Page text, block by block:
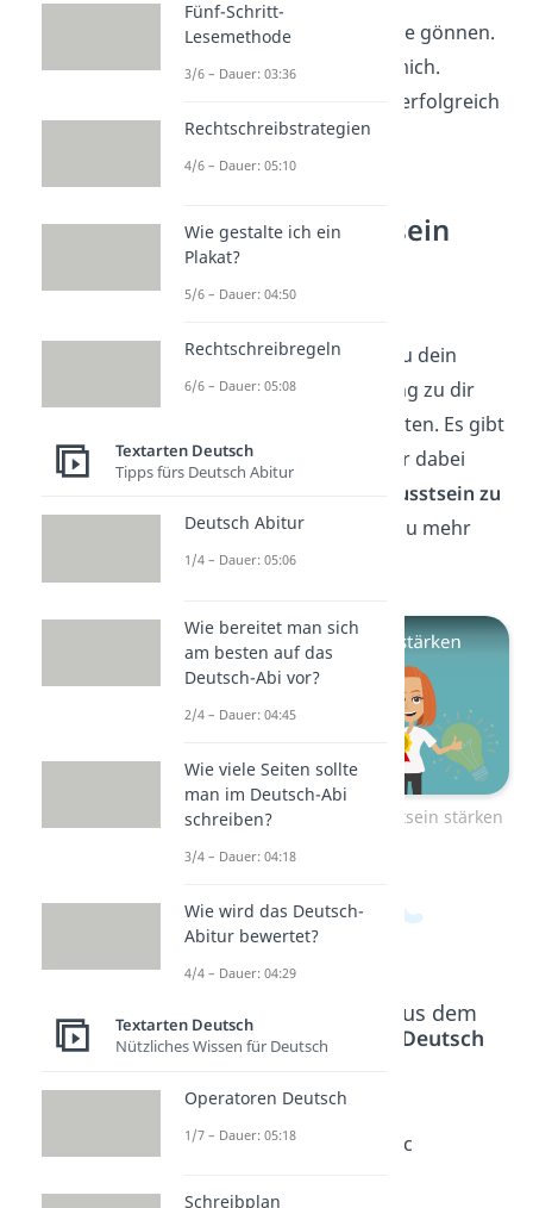
Ich darf mir Ruhe gönnen.
Ich arbeite für mich.
Ich bin es wert, erfolgreich
zu sein.
Selbstbewusstsein
stärken
Affirmationen kannst du dein
Leben und die Beziehung zu dir
selbst bewusster gestalten. Es gibt
noch mehr Tipps, die dir dabei
Selbstbewusstsein zu
stärken.Hier
erfährst du mehr
dazu!
Zum Video: Selbstbewusstsein stärken
Beliebte Inhalte aus dem
BereichTextarten Deutsch
Erfolg
Sprüch
Dauer:
mente
gssprüc
Fünf-Schritt-
Lesemethode
3/6 – Dauer: 03:36
Rechtschreibstrategien
4/6 – Dauer: 05:10
Wie gestalte ich ein
Plakat?
5/6 – Dauer: 04:50
Rechtschreibregeln
6/6 – Dauer: 05:08
Textarten Deutsch
Tipps fürs Deutsch Abitur
Deutsch Abitur
1/4 – Dauer: 05:06
Wie bereitet man sich
am besten auf das
Deutsch-Abi vor?
2/4 – Dauer: 04:45
Wie viele Seiten sollte
man im Deutsch-Abi
schreiben?
3/4 – Dauer: 04:18
Wie wird das Deutsch-
Abitur bewertet?
4/4 – Dauer: 04:29
Textarten Deutsch
Nützliches Wissen für Deutsch
Operatoren Deutsch
1/7 – Dauer: 05:18
Schreibplan